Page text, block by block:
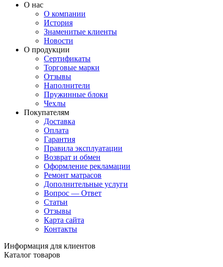
О нас
О компании
История
Знаменитые клиенты
Новости
О продукции
Сертификаты
Торговые марки
Отзывы
Наполнители
Пружинные блоки
Чехлы
Покупателям
Доставка
Оплата
Гарантия
Правила эксплуатации
Возврат и обмен
Оформление рекламации
Ремонт матрасов
Дополнительные услуги
Вопрос — Ответ
Статьи
Отзывы
Карта сайта
Контакты
Информация для клиентов
Каталог товаров